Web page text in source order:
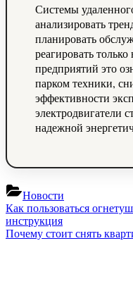
Системы
анализировать
планировать
реагировать
предприятий это
парком техники,
эффективности
электродвигатели
надежной
Новости
Навигация
по
Previous
Post:
Как пользоваться
инструкция
Next
Почему стоит снять